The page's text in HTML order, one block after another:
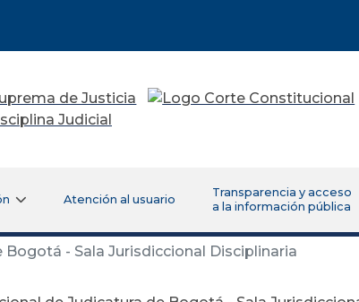
Atención al usuario
Transparencia y acceso
a la información pública
- Sala Jurisdiccional Disciplinaria